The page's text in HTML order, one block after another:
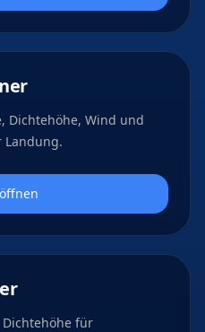
Dichtehöhe, Wind und
Landung.
für